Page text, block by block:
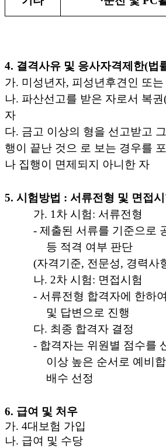
4. 결격사유 및 응사자격제한(법
가. 미성년자, 피성년후견인 또
나. 파산선고를 받은 자로서 복권
자
다. 금고 이상의 형을 선고받고
행이 끝난 것으 로 보는 경우를
나 집행이 면제되지 아니한 자
5. 시험방법 : 서류전형 및 면접시
가. 1차 시험: 서류전형
- 제출된 서류를 기준으로
등 적격 여부 판단
(자격기준, 전문성, 경력사
나. 2차 시험: 면접시험
- 서류전형 합격자에 한하
및 답변으로 진행
다. 최종 합격자 결정
- 합격자는 위원별 점수를
이상 높은 순서로 예비
배수 선정
6. 급여 및 처우
가. 4대보험 가입
나. 급여 및 수당